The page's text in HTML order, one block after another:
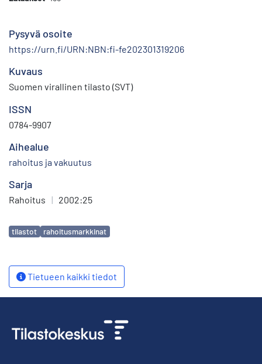
Pysyvä osoite
https://urn.fi/URN:NBN:fi-fe202301319206
Kuvaus
Suomen virallinen tilasto (SVT)
ISSN
0784-9907
Aihealue
rahoitus ja vakuutus
Sarja
Rahoitus | 2002:25
Avainsanat
tilastot rahoitusmarkkinat
Tietueen kaikki tiedot